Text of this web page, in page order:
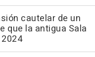
cautelar de un
que la antigua Sala